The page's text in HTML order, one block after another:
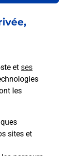
et ses
les
sites et